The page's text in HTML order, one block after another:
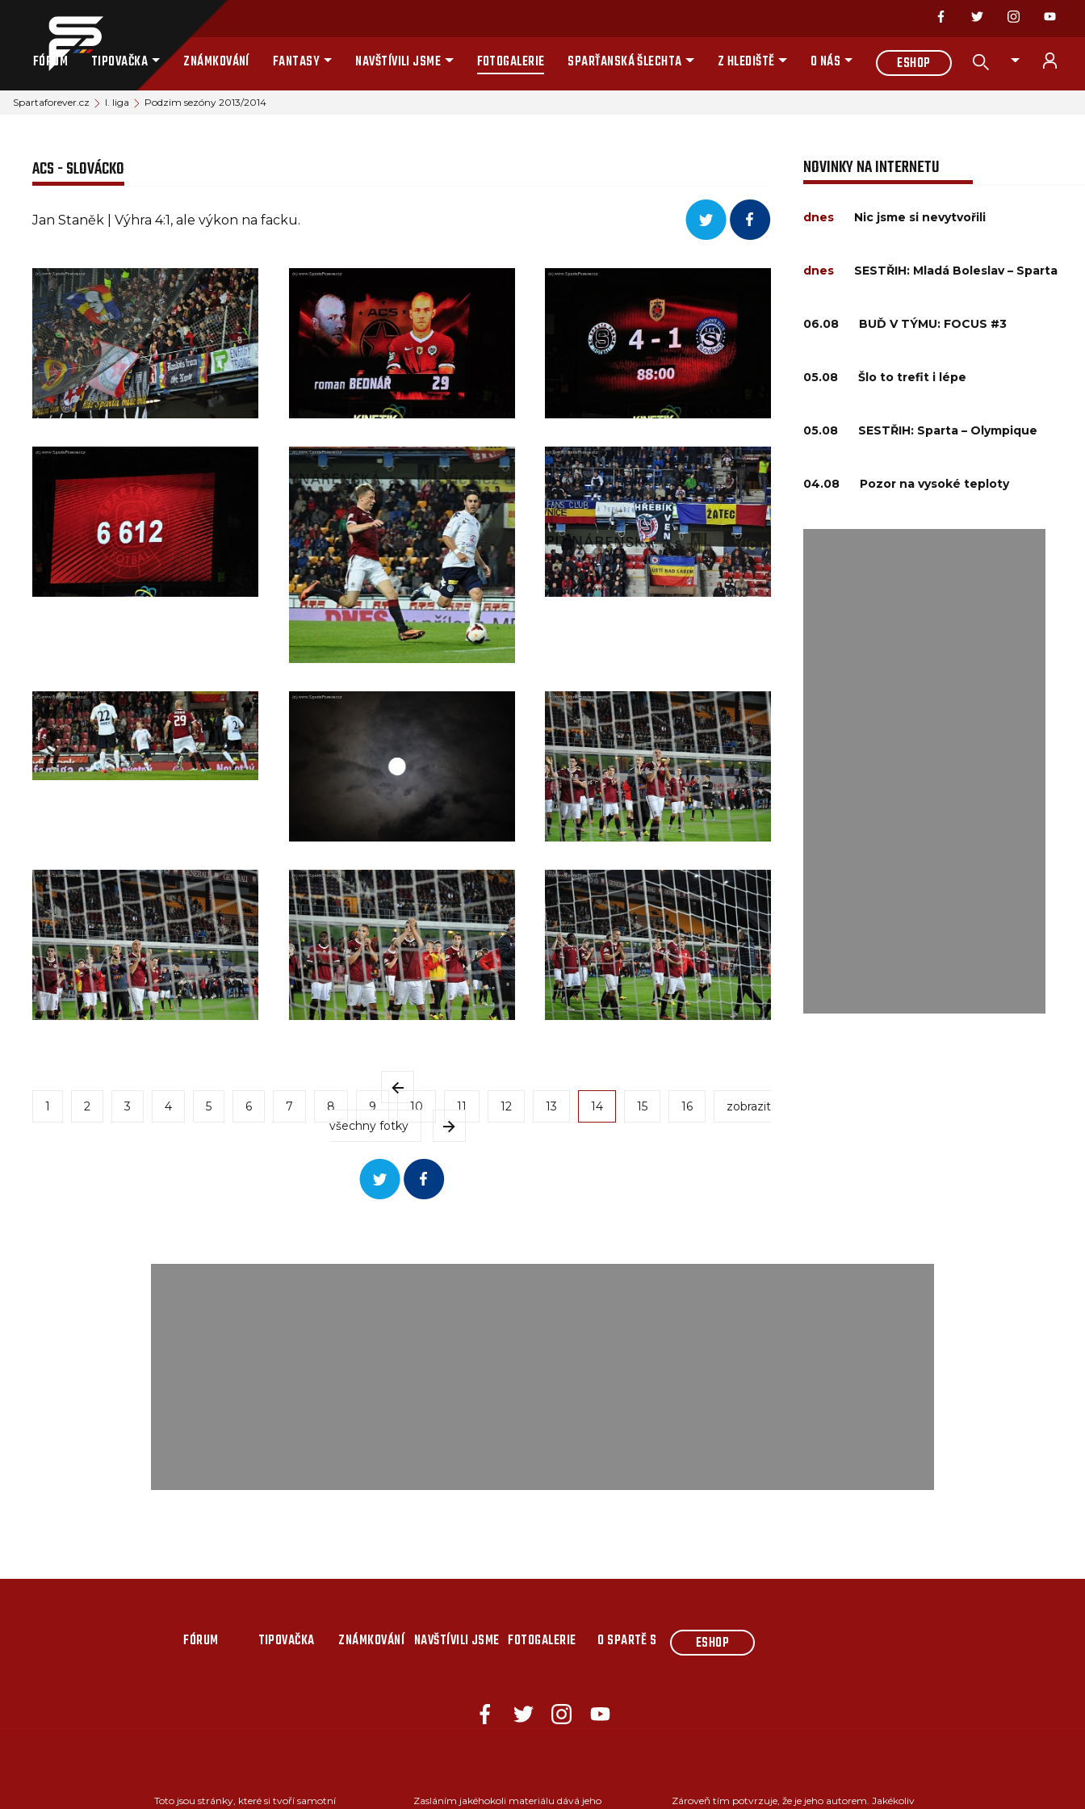
FÓRUM TIPOVAČKA ZNÁMKOVÁNÍ FANTASY NAVŠTÍVILI JSME FOTOGALERIE SPARŤANSKÁ ŠLECHTA Z HLEDIŠTĚ O NÁS ESHOP
Spartaforever.cz I. liga Podzim sezóny 2013/2014
ACS - SLOVÁCKO
Jan Staněk | Výhra 4:1, ale výkon na facku.
1 2 3 4 5 6 7 8 9 10 11 12 13 14 15 16
zobrazit
všechny fotky
NOVINKY NA INTERNETU
dnes Nic jsme si nevytvořili
dnes SESTŘIH: Mladá Boleslav – Sparta
06.08 BUĎ V TÝMU: FOCUS #3
05.08 Šlo to trefit i lépe
05.08 SESTŘIH: Sparta – Olympique
04.08 Pozor na vysoké teploty
FÓRUM TIPOVAČKA ZNÁMKOVÁNÍ NAVŠTÍVILI JSME FOTOGALERIE O SPARTĚ S ESHOP
Toto jsou stránky, které si tvoří samotní
Zasláním jakéhokoli materiálu dává jeho
Zároveň tím potvrzuje, že je jeho autorem. Jakékoliv